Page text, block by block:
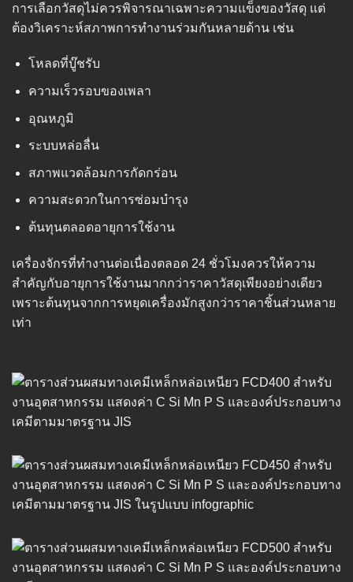
การเลือกวัสดุไม่ควรพิจารณาเฉพาะความแข็งของวัสดุ แต่
ต้องวิเคราะห์สภาพการทำงานร่วมกันหลายด้าน เช่น
โหลดที่บู๊ชรับ
ความเร็วรอบของเพลา
อุณหภูมิ
ระบบหล่อลื่น
สภาพแวดล้อมการกัดกร่อน
ความสะดวกในการซ่อมบำรุง
ต้นทุนตลอดอายุการใช้งาน
เครื่องจักรที่ทำงานต่อเนื่องตลอด 24 ชั่วโมงควรให้ความ
สำคัญกับอายุการใช้งานมากกว่าราคาวัสดุเพียงอย่างเดียว
เพราะต้นทุนจากการหยุดเครื่องมักสูงกว่าราคาชิ้นส่วนหลาย
เท่า